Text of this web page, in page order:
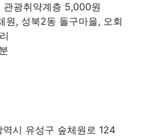
광취약계층 5,000원
원, 성북2동 돌구마을, 오회
시 유성구 숲체원로 124